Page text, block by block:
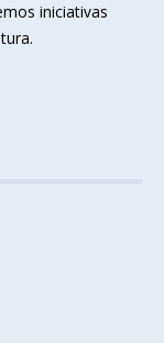
iniciativas